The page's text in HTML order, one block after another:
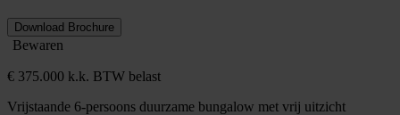
Download Brochure
Bewaren
€ 375.000 k.k. BTW belast
Vrijstaande 6-persoons duurzame bungalow met vrij uitzicht